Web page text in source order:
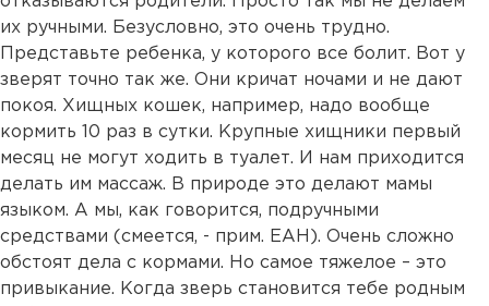
их ручными. Безусловно, это очень трудно.
Представьте ребенка, у которого все болит. Вот у
зверят точно так же. Они кричат ночами и не дают
покоя. Хищных кошек, например, надо вообще
кормить 10 раз в сутки. Крупные хищники первый
месяц не могут ходить в туалет. И нам приходится
делать им массаж. В природе это делают мамы
языком. А мы, как говорится, подручными
средствами (смеется, - прим. ЕАН). Очень сложно
обстоят дела с кормами. Но самое тяжелое – это
привыкание. Когда зверь становится тебе родным